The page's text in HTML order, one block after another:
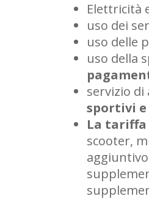
Elettricità
uso dei
uso delle
uso della
servizio di
sportivi
La tariffa
scooter,